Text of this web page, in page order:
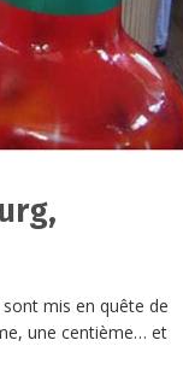
sont mis en quête de
une centième… et